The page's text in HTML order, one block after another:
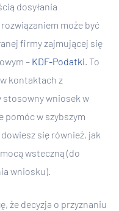
dosyłania
może być
firmy zajmującej się
– KDF-Podatki. To
kontaktach z
stosowny wniosek w
pomóc w szybszym
się również, jak
wsteczną (do
wniosku).
że decyzja o przyznaniu